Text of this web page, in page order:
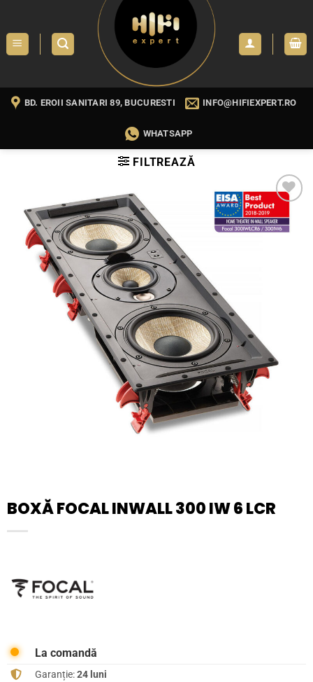
content
BD. EROII SANITARI 89, BUCURESTI INFO@HIFIEXPERT.RO
WHATSAPP
FILTREAZĂ
WISHLIST
BOXĂ FOCAL INWALL 300 IW 6 LCR
La comandă
Garanție:24 luni